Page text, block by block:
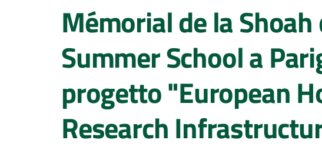
Mémorial de la
Summer School a
progetto "European
Research